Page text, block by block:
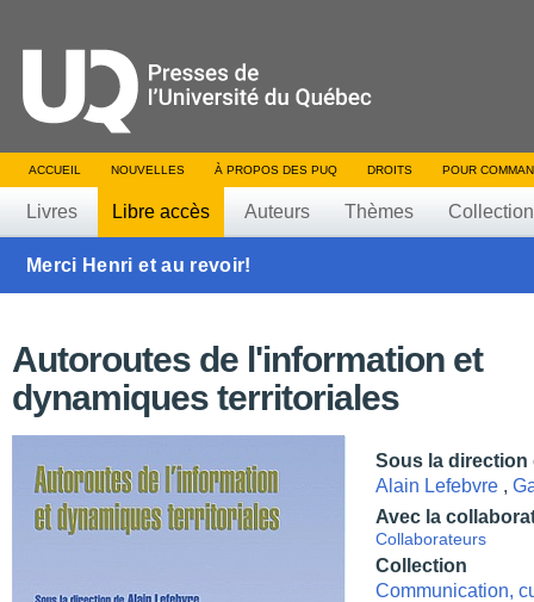
ACCUEIL NOUVELLES À PROPOS DES PUQ DROITS POUR
Livres Libre accès Auteurs Thèmes
Merci Henri et au revoir!
Autoroutes de l'information et
dynamiques territoriales
Sous la direction
Alain Lefebvre ,
Avec la
Collaborateurs
Collection
Communication,